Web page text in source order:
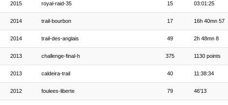
2015 royal-raid-35 15 03:01:25
2014 trail-bourbon 17 16h 40mn 57
2014 trail-des-anglais 49 2h 48mn 8
2013 challenge-final-h 375 1130 points
2013 caldeira-trail 40 11:38:34
2012 foulees-liberte 79 46'13